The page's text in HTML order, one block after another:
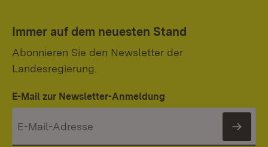
Immer auf dem neuesten Stand
Abonnieren Sie den Newsletter der
Landesregierung.
E-Mail zur Newsletter-Anmeldung